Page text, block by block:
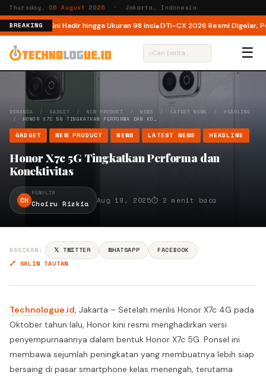
Thursday,06 August 2026 · Jakarta, Indonesia
BREAKINGKini Hadir hingga Ukuran 98 Inci DTI-CX 2026 Resmi Digelar,
⌕ ☰
BERANDA / GADGET / NEW PRODUCT / NEWS / LATEST NEWS / HEADLINE
/ HONOR X7C 5G TINGKATKAN PERFORMA DAN KO…
GADGET NEW PRODUCT NEWS LATEST NEWS HEADLINE
Honor X7c 5G Tingkatkan Performa dan
Konektivitas
CH
PENULIS
Choiru Rizkia Aug 19, 2025⏱ 2 menit baca
BAGIKAN: 𝕏 TWITTER WHATSAPP
FACEBOOK
🔗 SALIN TAUTAN
Technologue.id, Jakarta – Setelah merilis Honor X7c 4G pada
Oktober tahun lalu, Honor kini resmi menghadirkan versi
penyempurnaannya dalam bentuk Honor X7c 5G. Ponsel ini
membawa sejumlah peningkatan yang membuatnya lebih siap
bersaing di pasar smartphone kelas menengah, terutama